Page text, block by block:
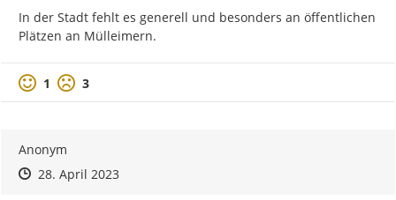
In der Stadt fehlt es generell und besonders an öffentlichen
Plätzen an Mülleimern.
Positive Bewertung
1 Negative Bewertung
3
Anonym
Zeitpunkt des Erstellens
Zeitpunkt des Erstellens
28. April 2023Zur Äußerung